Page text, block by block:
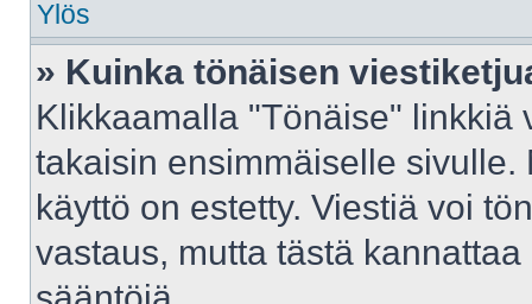
Ylös
» Kuinka tönäisen
Klikkaamalla "Tönäise" linkkiä
takaisin ensimmäiselle
käyttö on estetty. Viestiä voi
vastaus, mutta tästä